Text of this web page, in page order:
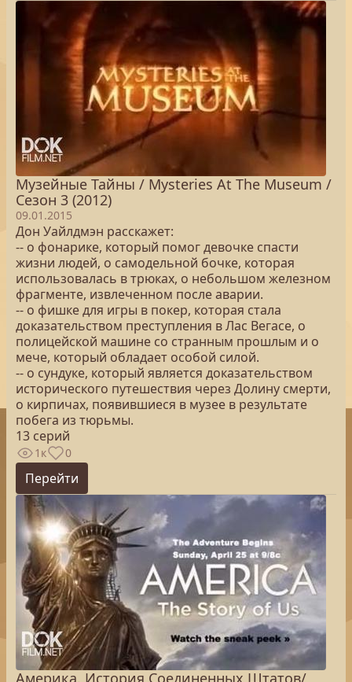
Музейные Тайны / Mysteries At The Museum /
Сезон 3 (2012)
09.01.2015
Дон Уайлдмэн расскажет:
-- о фонарике, который помог девочке спасти
жизни людей, о самодельной бочке, которая
использовалась в трюках, о небольшом железном
фрагменте, извлеченном после аварии.
-- о фишке для игры в покер, которая стала
доказательством преступления в Лас Вегасе, о
полицейской машине со странным прошлым и о
мече, который обладает особой силой.
-- о сундуке, который является доказательством
исторического путешествия через Долину смерти,
о кирпичах, появившиеся в музее в результате
побега из тюрьмы.
13 серий
1к 0
Перейти
Америка. История Соединенных Штатов/